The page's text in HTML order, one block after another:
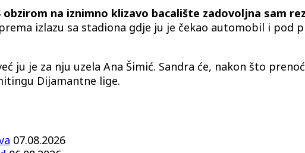
na iznimno klizavo bacalište zadovoljna sam
izlazu sa stadiona gdje ju je čekao automobil i pod
ju je za nju uzela Ana Šimić. Sandra će, nakon što
Dijamantne lige.
07.08.2026